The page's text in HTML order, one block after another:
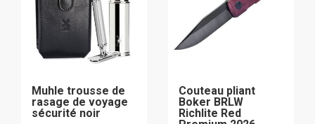
Muhle trousse de
rasage de voyage
sécurité noir
Couteau pliant
Boker BRLW
Richlite Red